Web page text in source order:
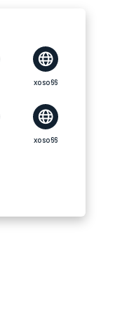
xoso66
xoso66